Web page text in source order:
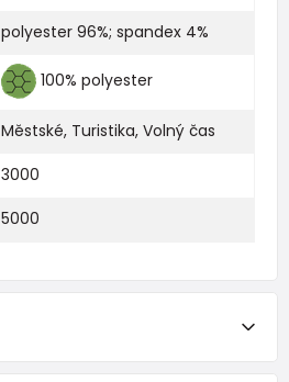
polyester 96%; spandex 4%
100% polyester
Městské, Turistika, Volný čas
3000
5000